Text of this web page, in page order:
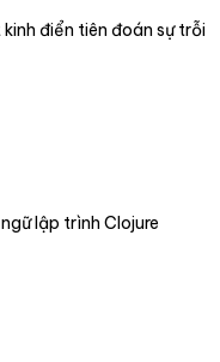
điển tiên đoán sự trỗi
lập trình Clojure